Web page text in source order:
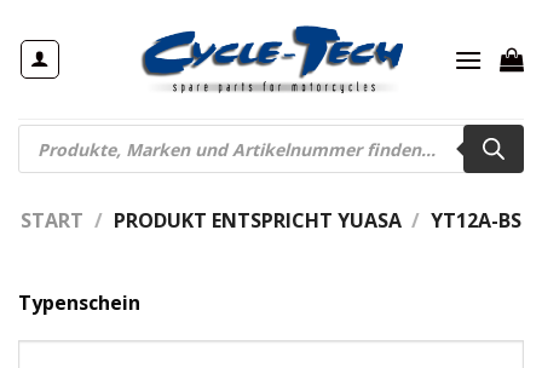
Inhalt
springen
Products
search
START / PRODUKT ENTSPRICHT YUASA / YT12A-BS
Typenschein